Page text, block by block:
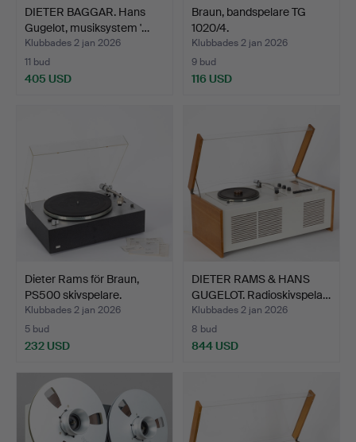
DIETER BAGGAR. Hans
Gugelot, musiksystem '…
Klubbades 2 jan 2026
11 bud
405 USD
Braun, bandspelare TG
1020/4.
Klubbades 2 jan 2026
9 bud
116 USD
Dieter Rams för Braun,
PS500 skivspelare.
Klubbades 2 jan 2026
5 bud
232 USD
DIETER RAMS & HANS
GUGELOT. Radioskivspela…
Klubbades 2 jan 2026
8 bud
844 USD